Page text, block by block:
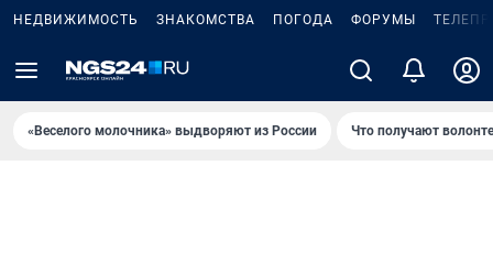
НЕДВИЖИМОСТЬ ЗНАКОМСТВА ПОГОДА ФОРУМЫ
«Веселого молочника» выдворяют из России Что получают